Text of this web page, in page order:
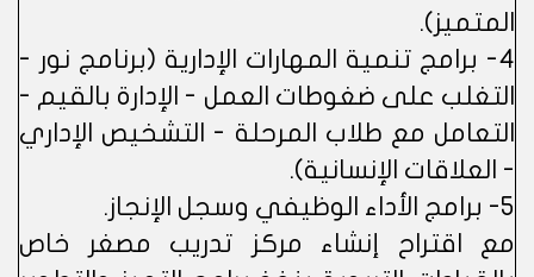
المتميز).
4- برامج تنمية المهارات الإدارية (برنامج نور -
التغلب على ضغوطات العمل - الإدارة بالقيم -
التعامل مع طلاب المرحلة - التشخيص الإداري
- العلاقات الإنسانية).
5- برامج الأداء الوظيفي وسجل الإنجاز.
مع اقتراح إنشاء مركز تدريب مصغر خاص